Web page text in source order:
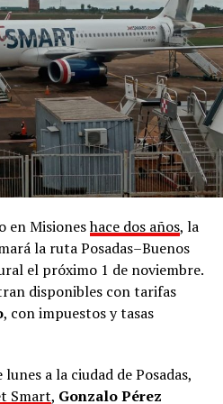
como pueblo mbya
de nuestros derechos como
comunidad mbya sea
en el pasado, en el
a seguir siendo mbya y a
cueste lo que cueste.
acompañe y que no haya
y soberanía”, enfatizó.
II
que sufrió la
II el 28 de julio
aplicación- fue suspendido
en Misioneshace dos años, la
la ruta Posadas–Buenos
el próximo 1 de noviembre.
disponibles con tarifas
, con impuestos y tasas
a la ciudad de Posadas,
Smart, Gonzalo Pérez